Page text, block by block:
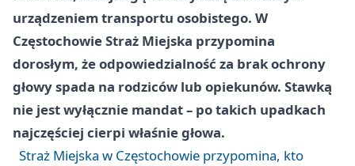
urządzeniem transportu osobistego. W
Częstochowie Straż Miejska przypomina
dorosłym, że odpowiedzialność za brak ochrony
głowy spada na rodziców lub opiekunów. Stawką
nie jest wyłącznie mandat – po takich upadkach
najczęściej cierpi właśnie głowa.
Straż Miejska w Częstochowie przypomina, kto